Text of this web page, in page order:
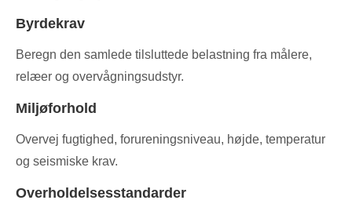
Byrdekrav
Beregn den samlede tilsluttede belastning fra målere,
relæer og overvågningsudstyr.
Miljøforhold
Overvej fugtighed, forureningsniveau, højde, temperatur
og seismiske krav.
Overholdelsesstandarder